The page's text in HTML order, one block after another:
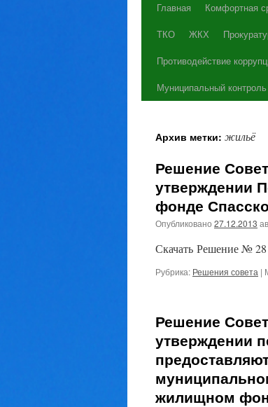
Перейти
содержимому
Главная Комфортная
ТКО
ЖКХ
Противодействие
Муниципальный контроль
Архив метки: жильё
Решение
утверждении
фонде
Опубликовано 27.12.2013
Скачать Решение № 28
Рубрика: Решения совета |
Решение
утверждении
жилищном